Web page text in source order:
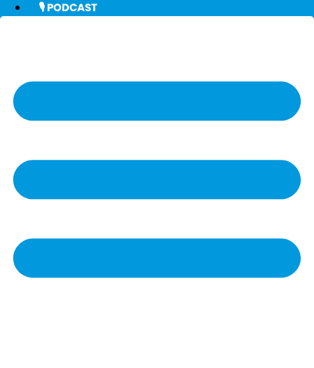
🎙️ PODCAST